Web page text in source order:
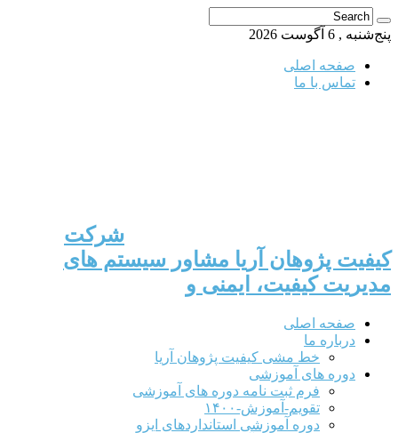
پنج‌شنبه , 6 آگوست 2026
صفحه اصلی
تماس با ما
شرکت
کیفیت پژوهان آریا مشاور سیستم های
مدیریت کیفیت، ایمنی و
صفحه اصلی
درباره ما
خط مشی کیفیت پژوهان آریا
دوره های آموزشی
فرم ثبت نامه دوره های آموزشی
تقویم-آموزش-۱۴۰۰
دوره آموزشی استانداردهای ایزو